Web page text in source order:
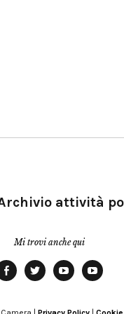
attività
Mi trovi anche qui